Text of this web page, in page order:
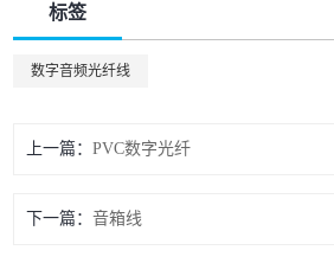
标签
数字音频光纤线
上一篇 PVC数字光纤
下一篇 音箱线